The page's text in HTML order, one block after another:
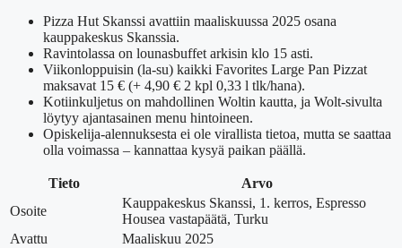
Pizza Hut Skanssi avattiin maaliskuussa 2025 osana
kauppakeskus Skanssia.
Ravintolassa on lounasbuffet arkisin klo 15 asti.
Viikonloppuisin (la-su) kaikki Favorites Large Pan Pizzat
maksavat 15 € (+ 4,90 € 2 kpl 0,33 l tlk/hana).
Kotiinkuljetus on mahdollinen Woltin kautta, ja Wolt-sivulta
löytyy ajantasainen menu hintoineen.
Opiskelija-alennuksesta ei ole virallista tietoa, mutta se saattaa
olla voimassa – kannattaa kysyä paikan päällä.
Tieto
Arvo
Osoite
Kauppakeskus Skanssi, 1. kerros, Espresso
Housea vastapäätä, Turku
Avattu
Maaliskuu 2025